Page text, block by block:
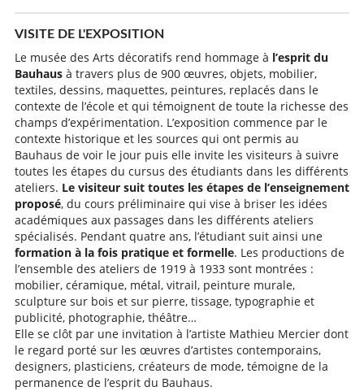
VISITE DE L'EXPOSITION
Le musée des Arts décoratifs rend hommage à l’esprit du
Bauhaus à travers plus de 900 œuvres, objets, mobilier,
textiles, dessins, maquettes, peintures, replacés dans le
contexte de l’école et qui témoignent de toute la richesse des
champs d’expérimentation. L’exposition commence par le
contexte historique et les sources qui ont permis au
Bauhaus de voir le jour puis elle invite les visiteurs à suivre
toutes les étapes du cursus des étudiants dans les différents
ateliers. Le visiteur suit toutes les étapes de l’enseignement
proposé, du cours préliminaire qui vise à briser les idées
académiques aux passages dans les différents ateliers
spécialisés. Pendant quatre ans, l’étudiant suit ainsi une
formation à la fois pratique et formelle. Les productions de
l’ensemble des ateliers de 1919 à 1933 sont montrées :
mobilier, céramique, métal, vitrail, peinture murale,
sculpture sur bois et sur pierre, tissage, typographie et
publicité, photographie, théâtre…
Elle se clôt par une invitation à l’artiste Mathieu Mercier dont
le regard porté sur les œuvres d’artistes contemporains,
designers, plasticiens, créateurs de mode, témoigne de la
permanence de l’esprit du Bauhaus.